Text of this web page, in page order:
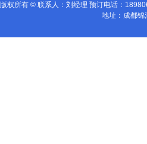
版权所有 © 联系人：刘经理 预订电话：
地址：成都